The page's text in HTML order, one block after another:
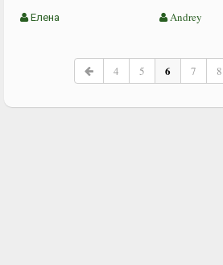
Елена
Andrey
4 5 6 7 8